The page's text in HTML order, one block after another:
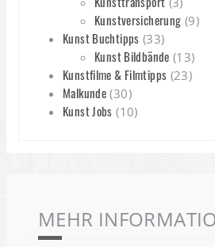
Kunstversicherung (9)
Kunst Buchtipps (33)
Kunst Bildbände (13)
Kunstfilme & Filmtipps (23)
Malkunde (30)
Kunst Jobs (10)
MEHR